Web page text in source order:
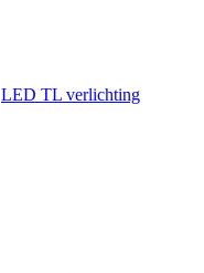
LED TL verlichting